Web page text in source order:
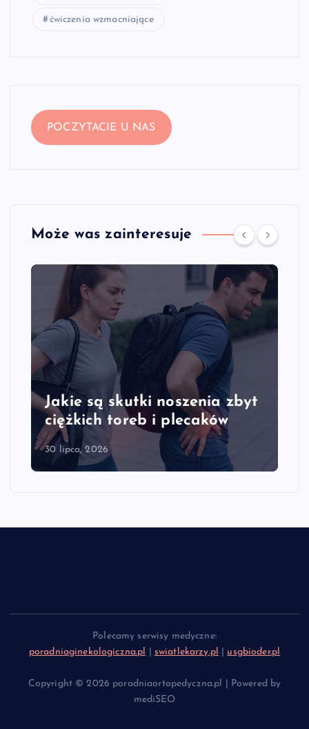
ćwiczenia wzmacniające
POCZYTACIE U NAS
Może was zainteresuje
Jakie są skutki noszenia zbyt
ciężkich toreb i plecaków
30 lipca, 2026
Polecamy serwisy medyczne:
poradniaginekologiczna.pl
swiatlekarzy.pl usgbioder.pl
Copyright © 2026 poradniaortopedyczna.pl | Powered by
mediSEO